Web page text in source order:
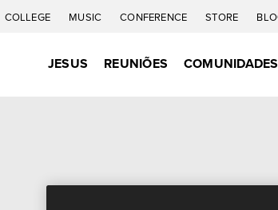
COLLEGE MUSIC CONFERENCE STORE
JESUS REUNIÕES COMUNIDADES